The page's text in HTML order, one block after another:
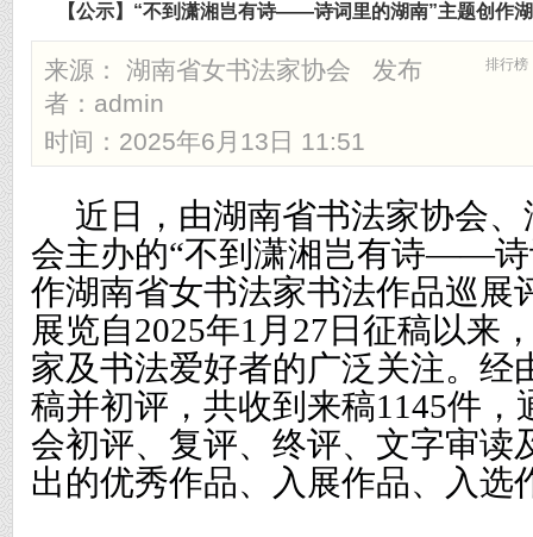
【公示】“不到潇湘岂有诗——诗词里的湖南”主题创作
排行榜
来源： 湖南省女书法家协会 发布
者： admin
时间：2025年6月13日 11:51
近日，由湖南省书法家协会
会主办的“不到潇湘岂有诗——诗
作湖南省女书法家书法作品巡展
展览自2025年1月27日征稿以来
家及书法爱好者的广泛关注。经
稿并初评，共收到来稿1145件
会初评、复评、终评、文字审读
出的优秀作品、入展作品、入选